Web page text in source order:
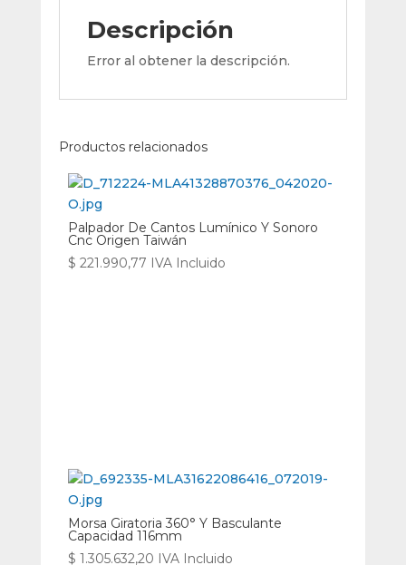
cantidadDescripción
Error al obtener la descripción.
Productos relacionados
Palpador De Cantos Lumínico Y Sonoro
Cnc Origen Taiwán
$ 221.990,77 IVA Incluido
Morsa Giratoria 360° Y Basculante
Capacidad 116mm
$ 1.305.632,20 IVA Incluido